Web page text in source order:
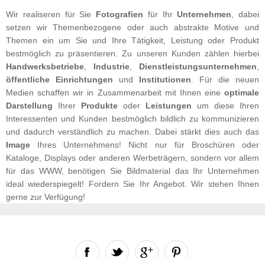
Wir realiseren für Sie Fotografien für IhrUnternehmen , dabei
setzen wir Themenbezogene oder auch abstrakte Motive und
Themen ein um Sie und Ihre Tätigkeit, Leistung oder Produkt
bestmöglich zu präsentieren. Zu unseren Kunden zählen hierbei
Handwerksbetriebe
Industrie Dienstleistungsunternehmen
öffentliche
Einrichtungen und Institutionen . Für die neuen
Medien schaffen wir in Zusammenarbeit mit Ihnen eine optimale
Darstellung Ihrer Produkte oder Leistungen um diese Ihren
Interessenten und Kunden bestmöglich bildlich zu kommunizieren
und dadurch verständlich zu machen. Dabei stärkt dies auch das
Image Ihres Unternehmens! Nicht nur für Broschüren oder
Kataloge, Displays oder anderen Werbeträgern, sondern vor allem
für das WWW, benötigen Sie Bildmaterial das Ihr Unternehmen
ideal wiederspiegelt! Fordern Sie Ihr Angebot. Wir stehen Ihnen
gerne zur Verfügung!